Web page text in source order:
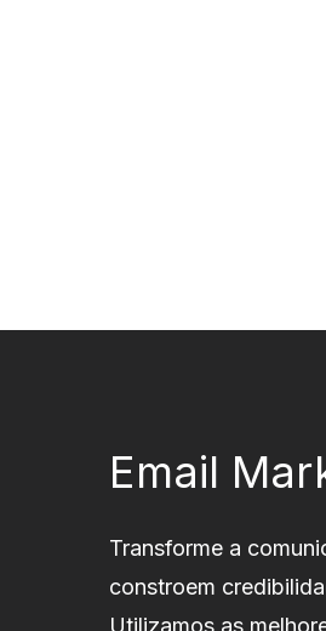
Email
Transforme a
constroem
Utilizamos as